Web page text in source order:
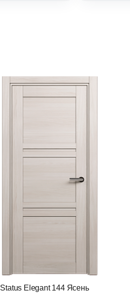
Status Elegant 144 Ясень